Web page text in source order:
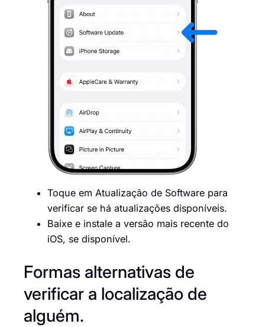
Toque em Atualização de Software para
verificar se há atualizações disponíveis.
Baixe e instale a versão mais recente do
iOS, se disponível.
Formas alternativas de
verificar a localização de
alguém.